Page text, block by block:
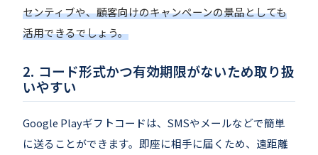
センティブや、顧客向けのキャンペーンの景品としても
活用できるでしょう。
コード形式かつ有効期限がないため取り扱
いやすい
Google Playギフトコードは、SMSやメールなどで簡単
に送ることができます。即座に相手に届くため、遠距離